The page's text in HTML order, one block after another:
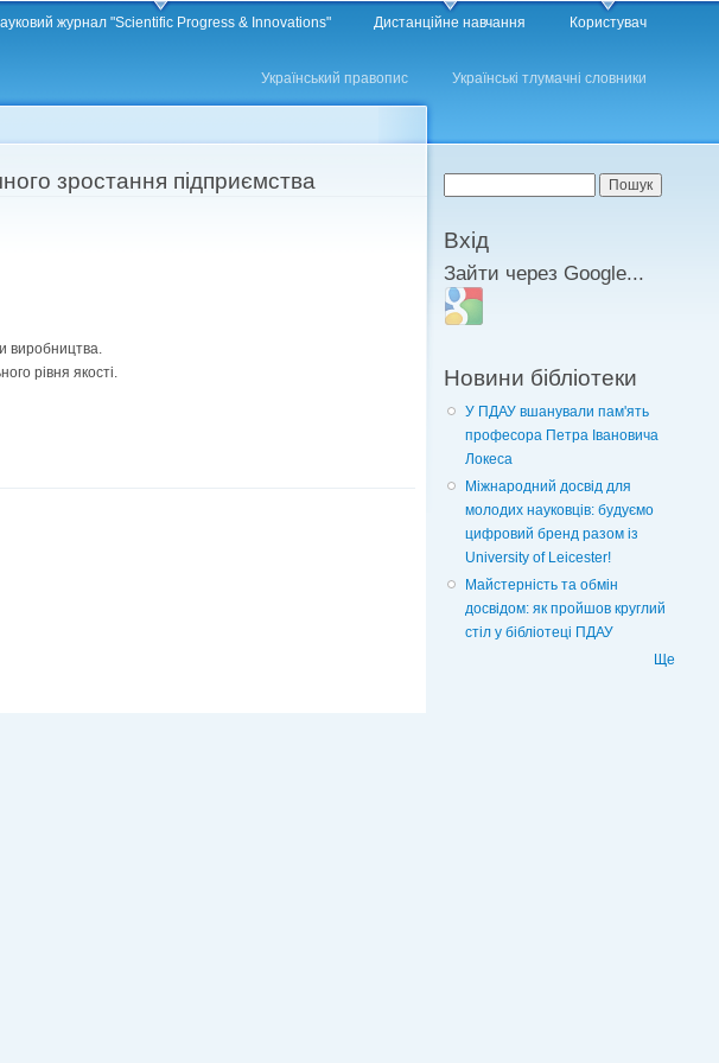
журнал "Scientific Progress & Innovations" Дистанційне навчання Користувач
Український правопис Українські тлумачні словники
зростання підприємства
виробництва.
рівня якості.
Пошукова форма
Вхід
Зайти через Google...
Login with Google
Новини бібліотеки
У ПДАУ вшанували пам'ять
професора Петра Івановича
Локеса
Міжнародний досвід для
молодих науковців: будуємо
цифровий бренд разом із
University of Leicester!
Майстерність та обмін
досвідом: як пройшов круглий
стіл у бібліотеці ПДАУ
Ще